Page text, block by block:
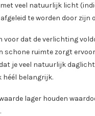
veel natuurlijk licht
te worden door zijn
dat de verlichting
schone ruimte zorgt
je veel natuurlijk
héél belangrijk.
lager houden